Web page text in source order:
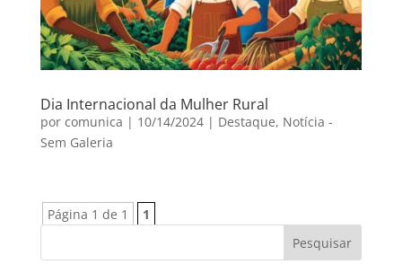
Dia Internacional da Mulher Rural
por comunica | 10/14/2024| Destaque, Notícia -
Sem Galeria
Página 1 de 1
1
Pesquisar